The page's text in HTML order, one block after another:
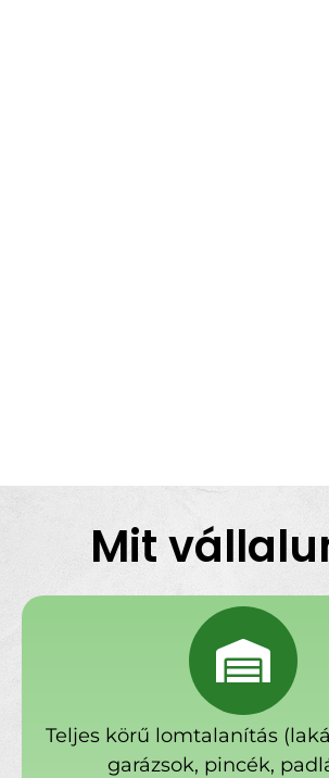
Mit
Teljes körű lomtalanítás
garázsok, pincék,